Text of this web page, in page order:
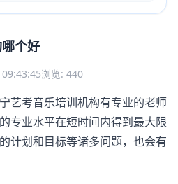
个好
浏览: 440
考音乐培训机构有专业的老师
专业水平在短时间内得到最大限
计划和目标等诸多问题，也会有